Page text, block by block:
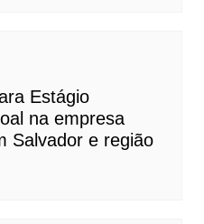
Estágio
na empresa
Salvador e região